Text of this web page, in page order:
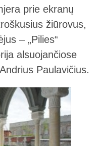
prie ekranų
žiūrovus,
– „Pilies“
alsuojančiose
Paulavičius.